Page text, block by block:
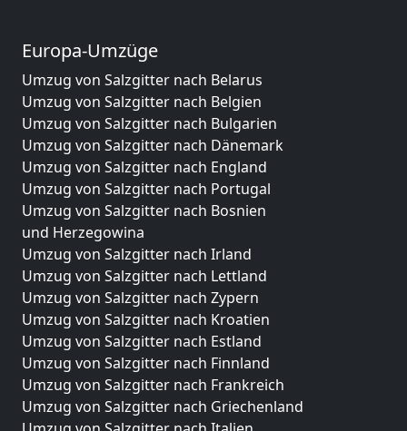
Europa-Umzüge
Umzug von Salzgitter nach Belarus
Umzug von Salzgitter nach Belgien
Umzug von Salzgitter nach Bulgarien
Umzug von Salzgitter nach Dänemark
Umzug von Salzgitter nach England
Umzug von Salzgitter nach Portugal
Umzug von Salzgitter nach Bosnien
und Herzegowina
Umzug von Salzgitter nach Irland
Umzug von Salzgitter nach Lettland
Umzug von Salzgitter nach Zypern
Umzug von Salzgitter nach Kroatien
Umzug von Salzgitter nach Estland
Umzug von Salzgitter nach Finnland
Umzug von Salzgitter nach Frankreich
Umzug von Salzgitter nach Griechenland